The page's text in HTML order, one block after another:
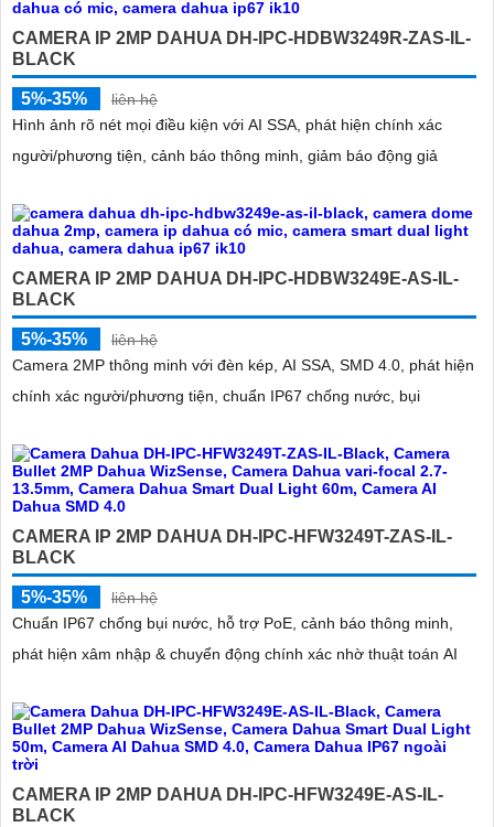
CAMERA IP 2MP DAHUA DH-IPC-HDBW3249R-ZAS-IL-
BLACK
5%-35%
liên hệ
Hình ảnh rõ nét mọi điều kiện với AI SSA, phát hiện chính xác
người/phương tiện, cảnh báo thông minh, giảm báo động giả
CAMERA IP 2MP DAHUA DH-IPC-HDBW3249E-AS-IL-
BLACK
5%-35%
liên hệ
Camera 2MP thông minh với đèn kép, AI SSA, SMD 4.0, phát hiện
chính xác người/phương tiện, chuẩn IP67 chống nước, bụi
CAMERA IP 2MP DAHUA DH-IPC-HFW3249T-ZAS-IL-
BLACK
5%-35%
liên hệ
Chuẩn IP67 chống bụi nước, hỗ trợ PoE, cảnh báo thông minh,
phát hiện xâm nhập & chuyển động chính xác nhờ thuật toán AI
CAMERA IP 2MP DAHUA DH-IPC-HFW3249E-AS-IL-
BLACK